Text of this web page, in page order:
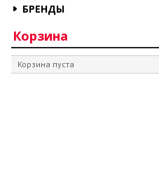
БРЕНДЫ
Корзина
Корзина пуста